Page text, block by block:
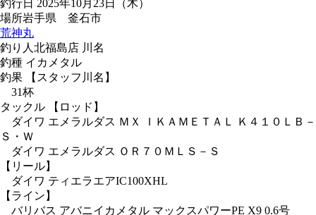
釣行日 2025年10月23日（木）
場所岩手県 釜石市
荒神丸
釣り人 北福島店 川名
釣種 イカメタル
釣果 【スタッフ川名】
31杯
タックル 【ロッド】
ダイワ エメラルダス ＭＸ ＩＫＡＭＥＴＡＬ Ｋ４１０ＬＢ－
Ｓ・Ｗ
ダイワ エメラルダス ＯＲ７０ＭＬＳ－Ｓ
【リール】
ダイワ ティエラエアIC100XHL
【ライン】
バリバス アバニイカメタル マックスパワーPE X9 0.6号